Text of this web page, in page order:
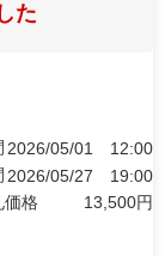
た
2026/05/01
12:00
2026/05/27
19:00
価格
13,500円